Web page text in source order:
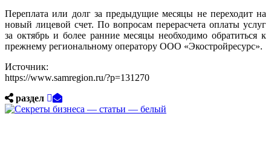
Переплата или долг за предыдущие месяцы не переходит на
новый лицевой счет. По вопросам перерасчета оплаты услуг
за октябрь и более ранние месяцы необходимо обратиться к
прежнему региональному оператору ООО «Экостройресурс».
Источник:
https://www.samregion.ru/?p=131270
раздел